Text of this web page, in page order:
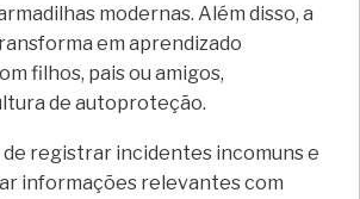
modernas. Além disso, a
em aprendizado
filhos, pais ou amigos,
de autoproteção.
registrar incidentes incomuns e
informações relevantes com